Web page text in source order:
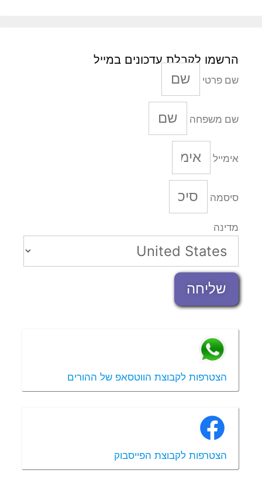
הרשמו לקבלת עדכונים במייל
שם פרטי
שם משפחה
אימייל
סיסמה
מדינה
שליחה
הצטרפות לקבוצת הווטסאפ של ההורים
הצטרפות לקבוצת הפייסבוק